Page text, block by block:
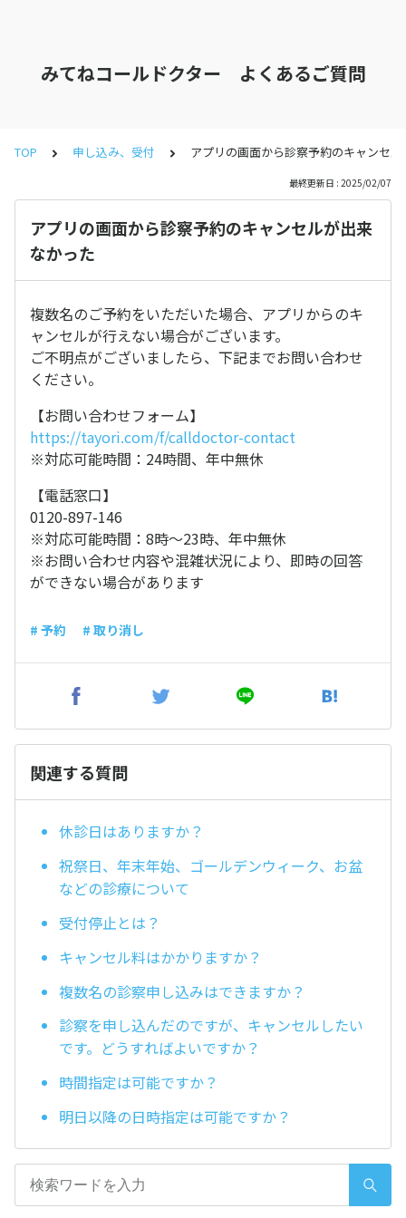
みてねコールドクター よくあるご質問
TOP 申し込み、受付 アプリの画面から診察予約のキャンセ
最終更新日 : 2025/02/07
アプリの画面から診察予約のキャンセルが出来
なかった
複数名のご予約をいただいた場合、アプリからのキ
ャンセルが行えない場合がございます。
ご不明点がございましたら、下記までお問い合わせ
ください。
【お問い合わせフォーム】
https://tayori.com/f/calldoctor-contact
※対応可能時間：24時間、年中無休
【電話窓口】
0120-897-146
※対応可能時間：8時〜23時、年中無休
※お問い合わせ内容や混雑状況により、即時の回答
ができない場合があります
# 予約 # 取り消し
関連する質問
休診日はありますか？
祝祭日、年末年始、ゴールデンウィーク、お盆
などの診療について
受付停止とは？
キャンセル料はかかりますか？
複数名の診察申し込みはできますか？
診察を申し込んだのですが、キャンセルしたい
です。どうすればよいですか？
時間指定は可能ですか？
明日以降の日時指定は可能ですか？